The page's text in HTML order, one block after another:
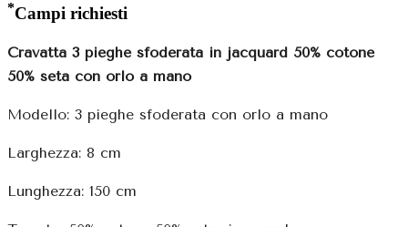
*Campi richiesti
Cravatta 3 pieghe sfoderata in jacquard 50% cotone
50% seta con orlo a mano
Modello: 3 pieghe sfoderata con orlo a mano
Larghezza: 8 cm
Lunghezza: 150 cm